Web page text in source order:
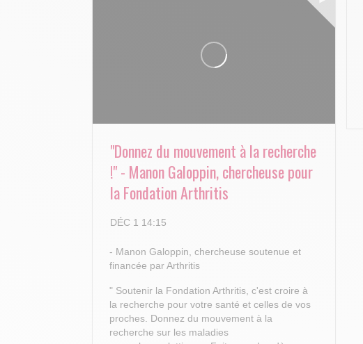
"Donnez du mouvement à la recherche
!" - Manon Galoppin, chercheuse pour
la Fondation Arthritis
DÉC 1 14:15
- Manon Galoppin, chercheuse soutenue et
financée par Arthritis
" Soutenir la Fondation Arthritis, c'est croire à
la recherche pour votre santé et celles de vos
proches. Donnez du mouvement à la
recherche sur les maladies